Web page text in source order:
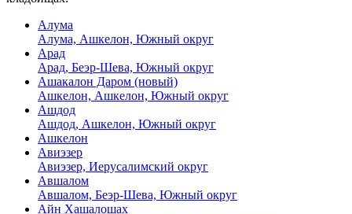
Алума
Алума, Ашкелон, Южный округ
Арад
Арад, Беэр-Шева, Южный округ
Ашакалон Даром (новый)
Ашкелон, Ашкелон, Южный округ
Ашдод
Ашдод, Ашкелон, Южный округ
Ашкелон
Авиэзер
Авиэзер, Иерусалимский округ
Авшалом
Авшалом, Беэр-Шева, Южный округ
Айн Хашалошах